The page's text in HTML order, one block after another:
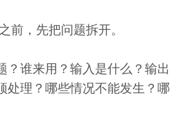
前，先把问题拆开。
？谁来用？输入是什么？输出
处理？哪些情况不能发生？哪